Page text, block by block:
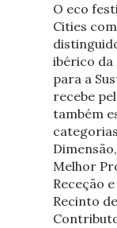
O eco
Cities
ibérico
para a
recebe
também
Melhor
Receção
Recinto